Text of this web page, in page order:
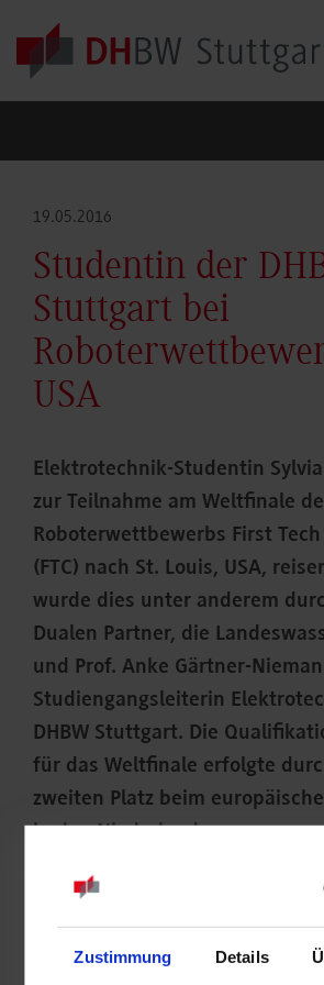
Zustimmung Details
Skip to main content
19.05.2016
Studentin der
Stuttgart bei
USA
Elektrotechnik-Studentin
zur Teilnahme am Weltfinale
Roboterwettbewerbs First
(FTC) nach St. Louis, USA,
wurde dies unter anderem
Dualen Partner, die
und Prof. Anke Gärtner-
Studiengangsleiterin
DHBW Stuttgart. Die
für das Weltfinale erfolgte
zweiten Platz beim
in den Niederlanden.